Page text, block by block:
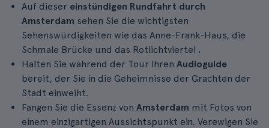
Auf dieser einstündigen Rundfahrt durch
Amsterdam sehen Sie die wichtigsten
Sehenswürdigkeiten wie das Anne-Frank-Haus, die
Schmale Brücke und das Rotlichtviertel .
Halten Sie während der Tour Ihren Audioguide
bereit, der Sie in die Geheimnisse der Grachten der
Stadt einweiht.
Fangen Sie die Essenz von Amsterdam mit Fotos von
einem einzigartigen Aussichtspunkt ein. Verewigen Sie